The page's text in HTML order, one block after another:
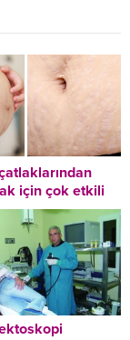
için çok etkili
yöntem